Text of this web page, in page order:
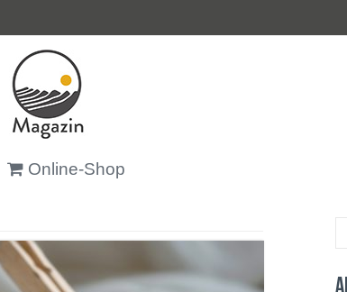
Online-Shop